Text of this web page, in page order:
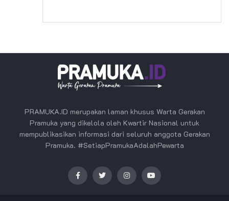
PRAMUKA.ID merupakan laman khusus Warta Gerakan
Pramuka yang dikelola oleh Kwartir Nasional untuk
mempublikasikan informasi dari seluruh anggota Gerakan
Pramuka. #SetiapPramukaAdalahPewarta